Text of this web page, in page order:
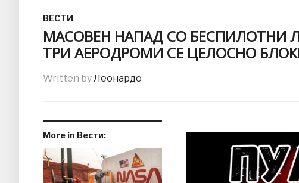
ВЕСТИ
МАСОВЕН НАПАД СО БЕСПИЛОТНИ
ТРИ АЕРОДРОМИ СЕ ЦЕЛОСНО
Written byЛеонардо
More in Вести: